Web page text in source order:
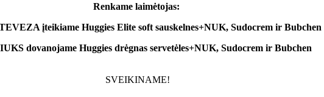
Renkame laimėtojas:
įteikiame Huggies Elite soft sauskelnes+NUK, Sudocrem ir Bubchen
dovanojame Huggies drėgnas servetėles+NUK, Sudocrem ir Bubchen
SVEIKINAME!